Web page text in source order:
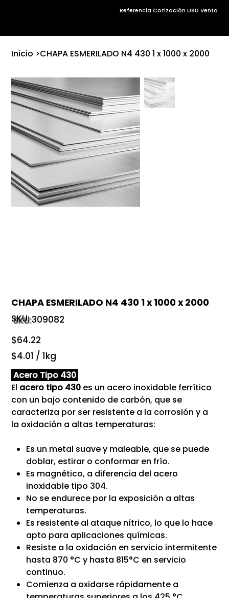
Referencia Cotización USD Venta
Inicio >CHAPA ESMERILADO N4 430 1 x 1000 x 2000
CHAPA ESMERILADO N4 430 1 x 1000 x 2000
SKU: SKU
309082
309082
Precio
$64.22
$4.01
por
Kilogramos
$4.01 / 1kg
Acero Tipo 430
El acero tipo 430 es un acero inoxidable ferrítico
con un bajo contenido de carbón, que se
caracteriza por ser resistente a la corrosión y a
la oxidación a altas temperaturas:
Es un metal suave y maleable, que se puede
doblar, estirar o conformar en frío.
Es magnético, a diferencia del acero
inoxidable tipo 304.
No se endurece por la exposición a altas
temperaturas.
Es resistente al ataque nítrico, lo que lo hace
apto para aplicaciones químicas.
Resiste a la oxidación en servicio intermitente
hasta 870 °C y hasta 815°C en servicio
continuo.
Comienza a oxidarse rápidamente a